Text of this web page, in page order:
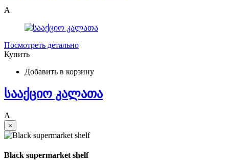
A
Посмотреть детально
Купить
Добавить в корзину
სააქციო კალათა
A
×
Black supermarket shelf